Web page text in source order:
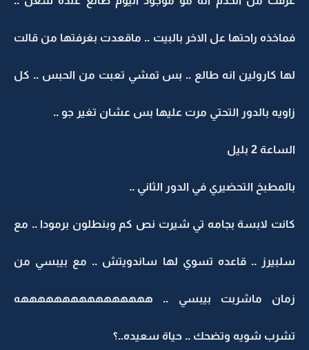
فماخذه راحتها عل الاخر بالبيت .. ماقعدت بغرفتها من قالت
لها كارولين انه طالع .. بس تمشي تعبت من الحبس .. كل
زاويه بالدور التحتي مرت عليها بس عشان تغير جو ..
الساعة 2 بليل
بالمطبخ التحضيري في الدور الثاني ..
كانت لابسة بجامه تي شيرت نص كم وبنطلون برمودا .. مع
سلبيرز .. قاعده تسوي لها ساندويتش .. مع بيبسي من
زمان ماشربت بيبسي .. ههههههههههههههههه
تشرب شويه وتضحك .. حياة سعيده..؟